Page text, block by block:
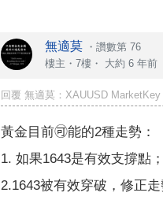
無適莫 ・讚數第 76
樓主 ・7樓・ 大約 6 年前
回覆 無適莫：XAUUSD MarketKey
黃金目前🉑️能的2種走勢：
1. 如果1643是有效支撐點
2.1643被有效穿破，修正